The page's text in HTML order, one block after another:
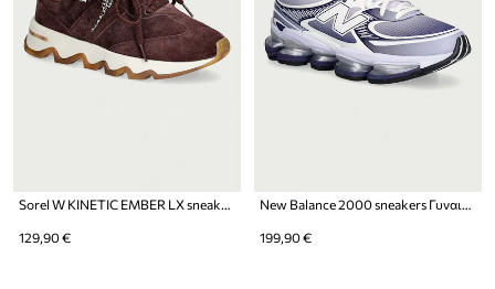
Sorel W KINETIC EMBER LX sneakers γυναικεία σουέτ
129,90 €
New Balance 2000 sneakers Γυναικεία
199,90 €